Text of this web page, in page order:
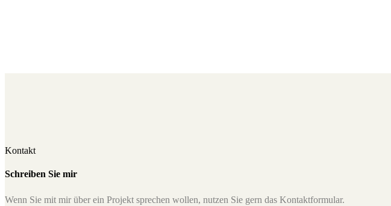
Kontakt
Schreiben Sie mir
Wenn Sie mit mir über ein Projekt sprechen wollen, nutzen Sie gern das Kontaktformular.